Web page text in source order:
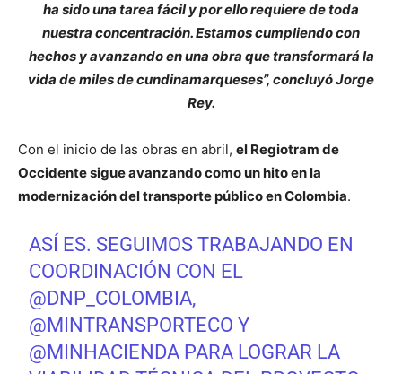
ha sido una tarea fácil y por ello requiere de toda
nuestra concentración. Estamos cumpliendo con
hechos y avanzando en una obra que transformará la
vida de miles de cundinamarqueses”, concluyó Jorge
Rey.
Con el inicio de las obras en abril, el Regiotram de
Occidente sigue avanzando como un hito en la
modernización del transporte público en Colombia.
ASÍ ES. SEGUIMOS TRABAJANDO EN
COORDINACIÓN CON EL
@DNP_COLOMBIA,
@MINTRANSPORTECO Y
@MINHACIENDA PARA LOGRAR LA